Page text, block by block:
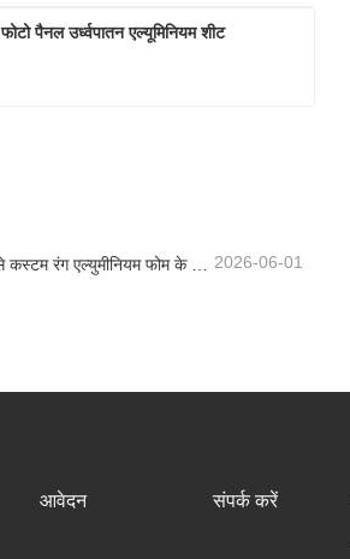
फोटो पैनल उर्ध्वपातन एल्यूमिनियम शीट
2026-06-01
आवेदन संपर्क करें